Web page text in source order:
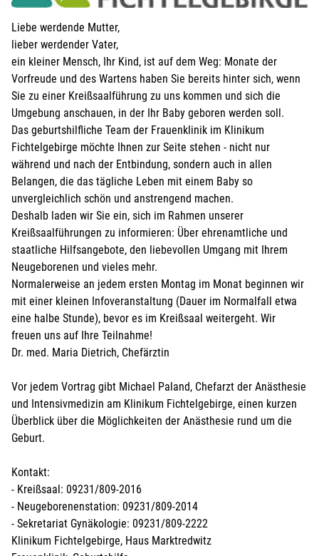
Liebe werdende Mutter,
lieber werdender Vater,
ein kleiner Mensch, Ihr Kind, ist auf dem Weg: Monate der
Vorfreude und des Wartens haben Sie bereits hinter sich, wenn
Sie zu einer Kreißsaalführung zu uns kommen und sich die
Umgebung anschauen, in der Ihr Baby geboren werden soll.
Das geburtshilfliche Team der Frauenklinik im Klinikum
Fichtelgebirge möchte Ihnen zur Seite stehen - nicht nur
während und nach der Entbindung, sondern auch in allen
Belangen, die das tägliche Leben mit einem Baby so
unvergleichlich schön und anstrengend machen.
Deshalb laden wir Sie ein, sich im Rahmen unserer
Kreißsaalführungen zu informieren: Über ehrenamtliche und
staatliche Hilfsangebote, den liebevollen Umgang mit Ihrem
Neugeborenen und vieles mehr.
Normalerweise an jedem ersten Montag im Monat beginnen wir
mit einer kleinen Infoveranstaltung (Dauer im Normalfall etwa
eine halbe Stunde), bevor es im Kreißsaal weitergeht. Wir
freuen uns auf Ihre Teilnahme!
Dr. med. Maria Dietrich, Chefärztin
Vor jedem Vortrag gibt Michael Paland, Chefarzt der Anästhesie
und Intensivmedizin am Klinikum Fichtelgebirge, einen kurzen
Überblick über die Möglichkeiten der Anästhesie rund um die
Geburt.
Kontakt:
- Kreißsaal: 09231/809-2016
- Neugeborenenstation: 09231/809-2014
- Sekretariat Gynäkologie: 09231/809-2222
Klinikum Fichtelgebirge, Haus Marktredwitz